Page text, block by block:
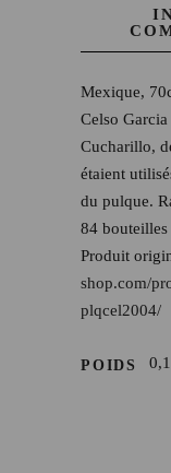
Mexique,
Celso
Cucharillo,
étaient
du pulque.
84 bouteilles
Produit
shop.com/
plqcel2004/
POIDS